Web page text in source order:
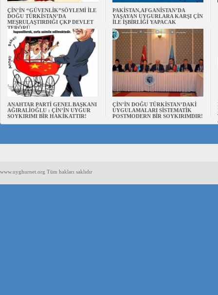
ÇİN’İN “GÜVENLİK”SÖYLEMİ İLE
DOĞU TÜRKİSTAN’DA
MEŞRULAŞTIRDIĞI ÇKP DEVLET
TERÖRÜ
PAKİSTAN,AFGANİSTAN’DA
YAŞAYAN UYGURLARA KARŞI ÇİN
İLE İŞBİRLİĞİ YAPACAK
ANAHTAR PARTİ GENEL BAŞKANI
AĞIRALİOĞLU : ÇİN’İN UYGUR
SOYKIRIMI BİR HAKİKATTIR!
ÇİN’İN DOĞU TÜRKİSTAN’DAKİ
UYGULAMALARI SİSTEMATİK
POSTMODERN BİR SOYKIRIMDIR!
www.uyghurnet.org Tüm hakları saklıdır